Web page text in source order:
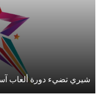
شيري تضيء دورة ألعاب آسيا